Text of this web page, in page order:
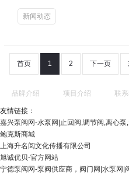
新闻动态
首页 1 2 下一页
品牌介绍 项目介绍 联系
友情链接：
嘉兴泵阀网-水泵网|止回阀,调节阀,离心泵
鲍克斯商城
上海升名阅文化传播有限公司
旭诚优贝-官方网站
宁德泵阀网-泵阀供应商，阀门网|水泵网|